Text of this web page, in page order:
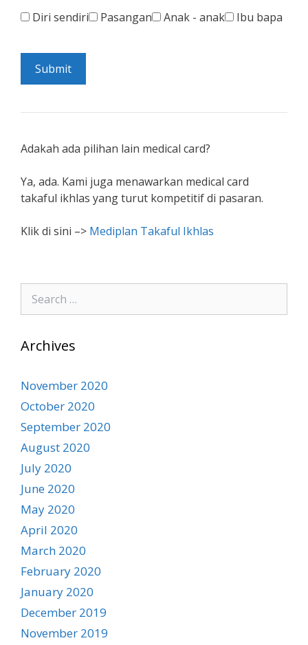
Diri sendiri Pasangan Anak - anak Ibu bapa
Submit
Adakah ada pilihan lain medical card?
Ya, ada. Kami juga menawarkan medical card
takaful ikhlas yang turut kompetitif di pasaran.
Klik di sini –> Mediplan Takaful Ikhlas
Search
for:
Archives
November 2020
October 2020
September 2020
August 2020
July 2020
June 2020
May 2020
April 2020
March 2020
February 2020
January 2020
December 2019
November 2019